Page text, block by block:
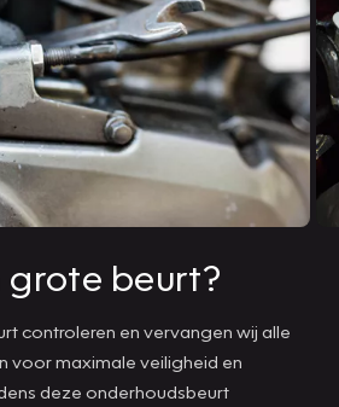
grote beurt?
controleren en vervangen wij alle
voor maximale veiligheid en
deze onderhoudsbeurt